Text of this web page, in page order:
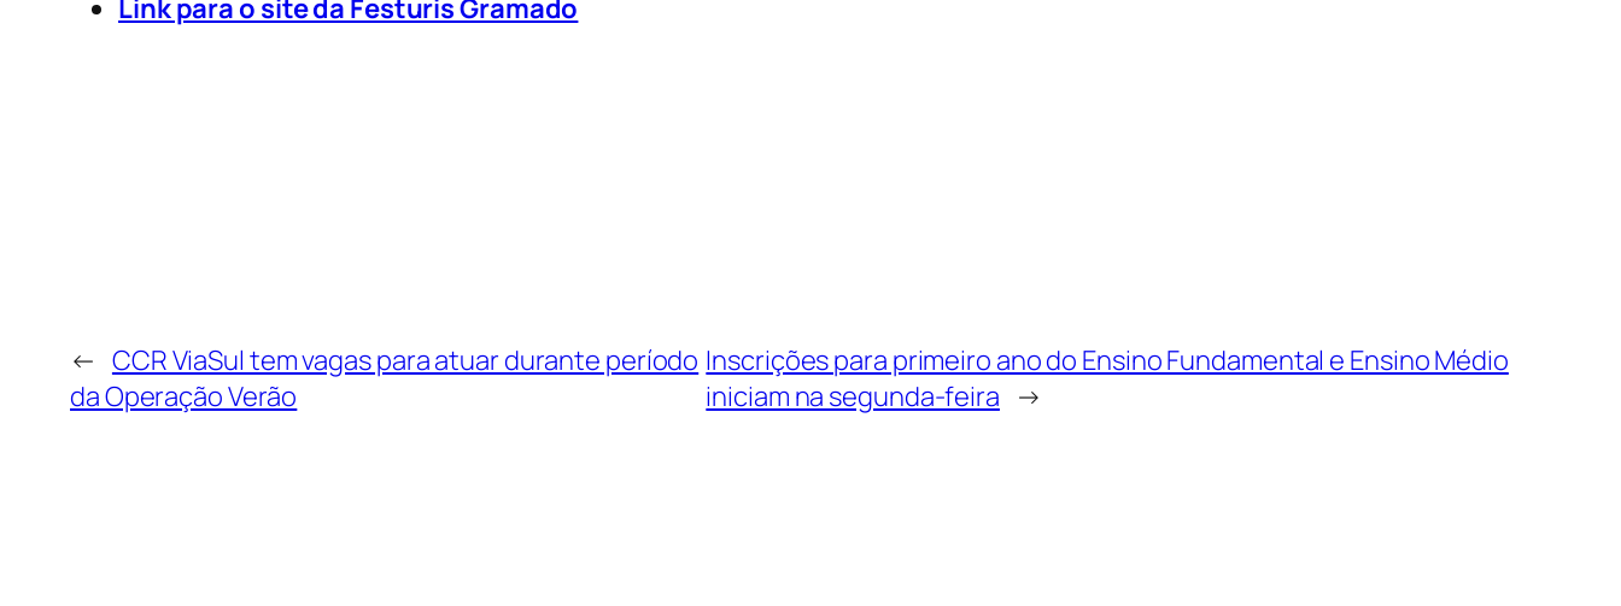
Link para o site da Festuris Gramado
← CCR ViaSul tem vagas para atuar durante período
da Operação Verão
Inscrições para primeiro ano do Ensino Fundamental e Ensino Médio
iniciam na segunda-feira →